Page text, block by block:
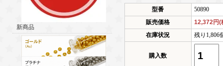
新商品
型番
50890
販売価格
12,372円(
在庫状況
残り1,806
購入数